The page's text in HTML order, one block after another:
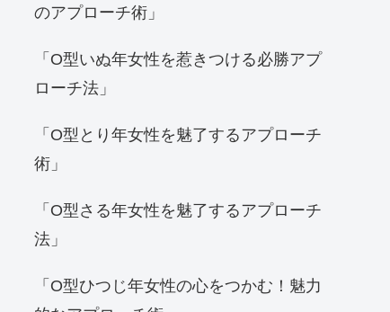
のアプローチ術」
「O型いぬ年女性を惹きつける必勝アプ
ローチ法」
「O型とり年女性を魅了するアプローチ
術」
「O型さる年女性を魅了するアプローチ
法」
「O型ひつじ年女性の心をつかむ！魅力